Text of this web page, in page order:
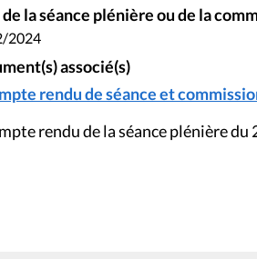
la séance plénière ou de la
2024
associé(s)
rendu de séance et
rendu de la séance plénière du